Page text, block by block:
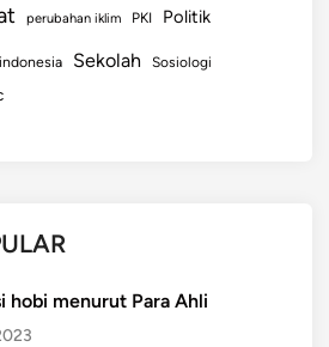
G
N
D
perubahan iklim PKI Politik
Sekolah Sosiologi
hobi menurut Para Ahli